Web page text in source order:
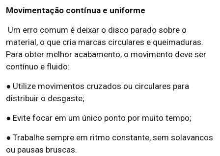
Movimentação contínua e uniforme
Um erro comum é deixar o disco parado sobre o
material, o que cria marcas circulares e queimaduras.
Para obter melhor acabamento, o movimento deve ser
contínuo e fluido:
● Utilize movimentos cruzados ou circulares para
distribuir o desgaste;
● Evite focar em um único ponto por muito tempo;
● Trabalhe sempre em ritmo constante, sem solavancos
ou pausas bruscas.